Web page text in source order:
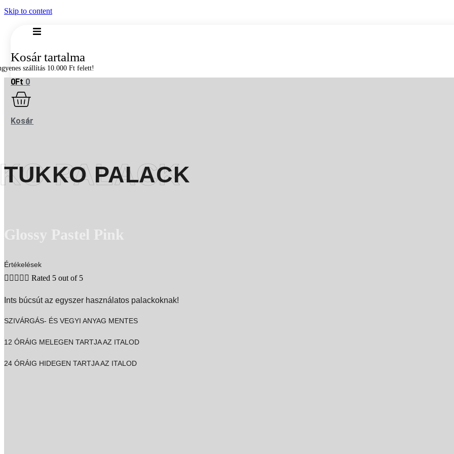
Skip to content
0Ft 0
Kosár
TUKKO PALACK
PALACK
Értékelések
     Rated 5 out of 5
Ints búcsút az egyszer használatos palackoknak! ​
SZIVÁRGÁS- ÉS VEGYI ANYAG MENTES
12 ÓRÁIG MELEGEN TARTJA AZ ITALOD
24 ÓRÁIG HIDEGEN TARTJA AZ ITALOD